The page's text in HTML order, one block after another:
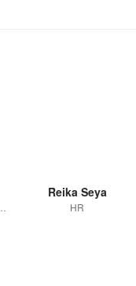
Reika Seya
HR